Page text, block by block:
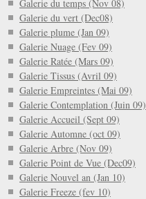
Galerie du temps (Nov 08)
Galerie du vert (Dec08)
Galerie plume (Jan 09)
Galerie Nuage (Fev 09)
Galerie Ratée (Mars 09)
Galerie Tissus (Avril 09)
Galerie Empreintes (Mai 09)
Galerie Contemplation (Juin 09)
Galerie Accueil (Sept 09)
Galerie Automne (oct 09)
Galerie Arbre (Nov 09)
Galerie Point de Vue (Dec09)
Galerie Nouvel an (Jan 10)
Galerie Freeze (fev 10)